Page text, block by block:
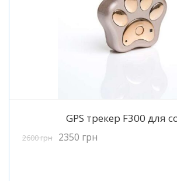
Подробнее
GPS трекер F300 для
2600грн 2350 грн